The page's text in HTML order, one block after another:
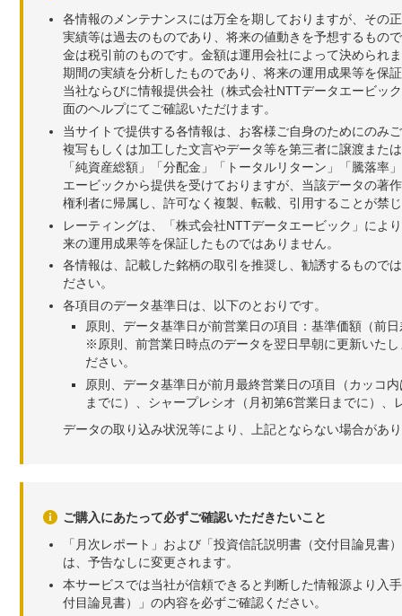
各情報のメンテナンスには万全を期しておりますが、その
実績等は過去のものであり、将来の値動きを予想するもの
金は税引前のものです。金額は運用会社によって決められ
期間の実績を分析したものであり、将来の運用成果等を保
当社ならびに情報提供会社（株式会社NTTデータエービッ
面のヘルプにてご確認いただけます。
当サイトで提供する各情報は、お客様ご自身のためにのみ
複写もしくは加工した文言やデータ等を第三者に譲渡また
「純資産総額」「分配金」「トータルリターン」「騰落
エービックから提供を受けておりますが、当該データの著
権利者に帰属し、許可なく複製、転載、引用することが禁
レーティングは、「株式会社NTTデータエービック」によ
来の運用成果等を保証したものではありません。
各情報は、記載した銘柄の取引を推奨し、勧誘するもので
ださい。
各項目のデータ基準日は、以下のとおりです。
原則、データ基準日が前営業日の項目：基準価額（前
※原則、前営業日時点のデータを翌日早朝に更新いた
ださい。
原則、データ基準日が前月最終営業日の項目（カッコ
までに）、シャープレシオ（月初第6営業日までに）
データの取り込み状況等により、上記とならない場合があ
ご購入にあたって必ずご確認いただきたいこと
「月次レポート」および「投資信託説明書（交付目論見
は、予告なしに変更されます。
本サービスでは当社が信頼できると判断した情報源より入
付目論見書）」の内容を必ずご確認ください。